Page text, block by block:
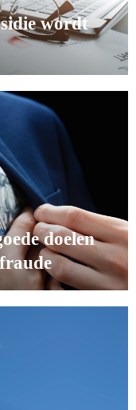
wordt
doelen